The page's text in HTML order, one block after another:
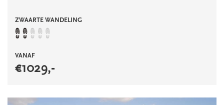
ZWAARTE WANDELING
VANAF
€1029,-